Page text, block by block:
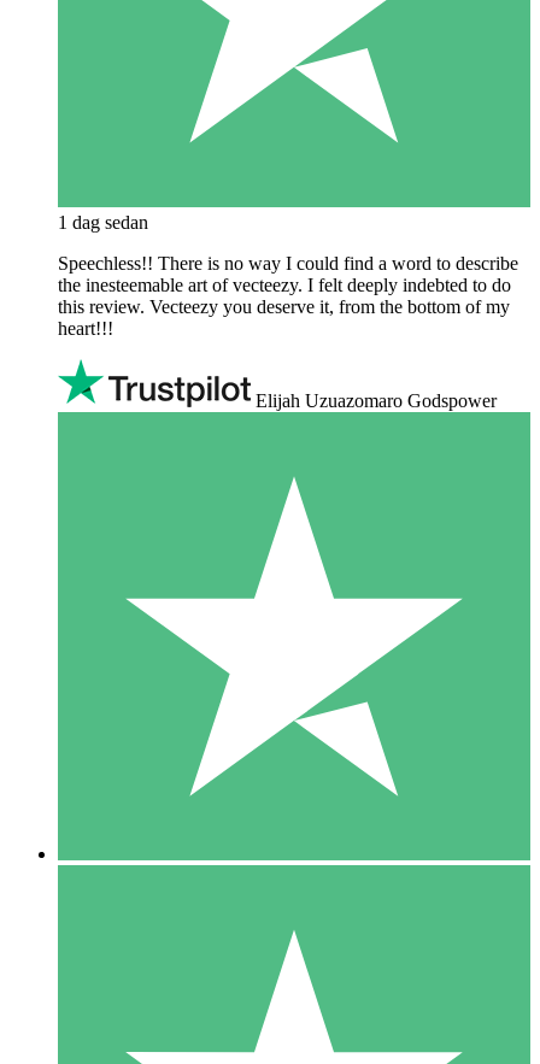
1 dag sedan
Speechless!! There is no way I could find a word to describe
the inesteemable art of vecteezy. I felt deeply indebted to do
this review. Vecteezy you deserve it, from the bottom of my
heart!!!
Elijah Uzuazomaro Godspower